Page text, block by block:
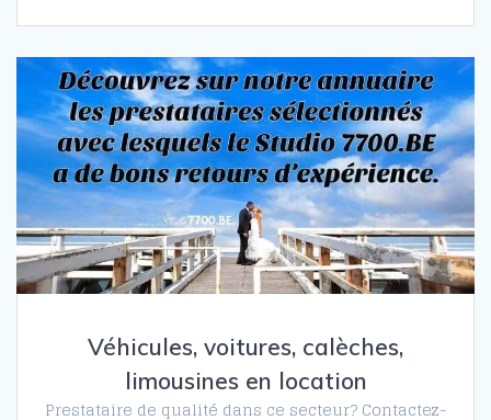
Véhicules, voitures, calèches,
limousines en location
Prestataire de qualité dans ce secteur? Contactez-